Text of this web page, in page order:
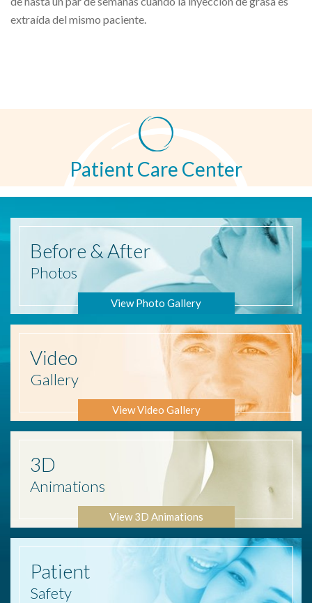
extraída del mismo paciente.
Patient Care Center
Before & After
Photos
View Photo Gallery
Video
Gallery
View Video Gallery
3D
Animations
View 3D Animations
Patient
Safety